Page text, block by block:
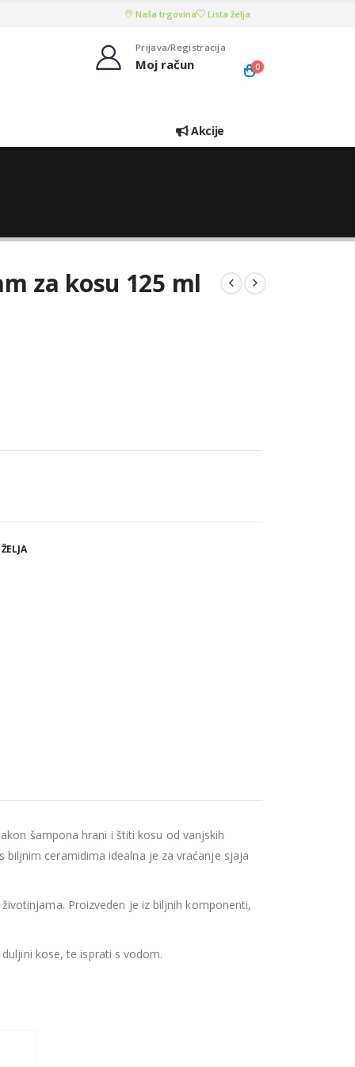
Naša trgovina Lista želja
Prijava/Registracija
Moj račun 0
Akcije
za kosu 125 ml
šampona hrani i štiti kosu od vanjskih
ceramidima idealna je za vraćanje sjaja
Proizveden je iz biljnih komponenti,
kose, te isprati s vodom.